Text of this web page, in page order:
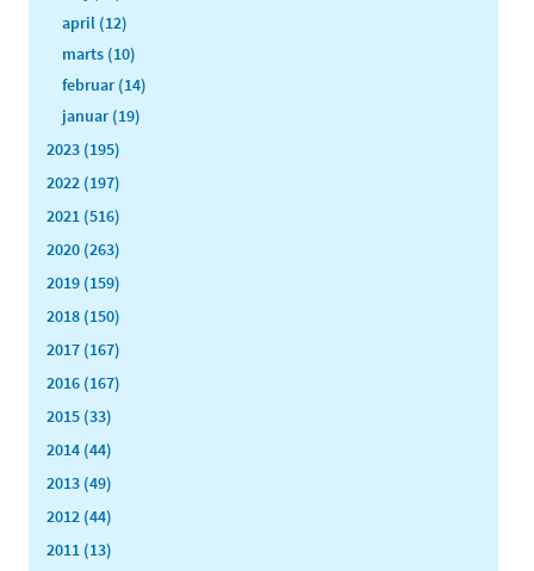
april (12)
marts (10)
februar (14)
januar (19)
2023 (195)
2022 (197)
2021 (516)
2020 (263)
2019 (159)
2018 (150)
2017 (167)
2016 (167)
2015 (33)
2014 (44)
2013 (49)
2012 (44)
2011 (13)